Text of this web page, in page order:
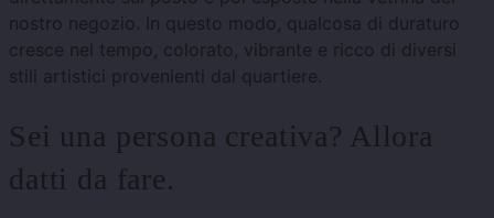
nostro negozio. In questo modo, qualcosa di duraturo
cresce nel tempo, colorato, vibrante e ricco di diversi
stili artistici provenienti dal quartiere.
Sei una persona creativa? Allora
datti da fare.